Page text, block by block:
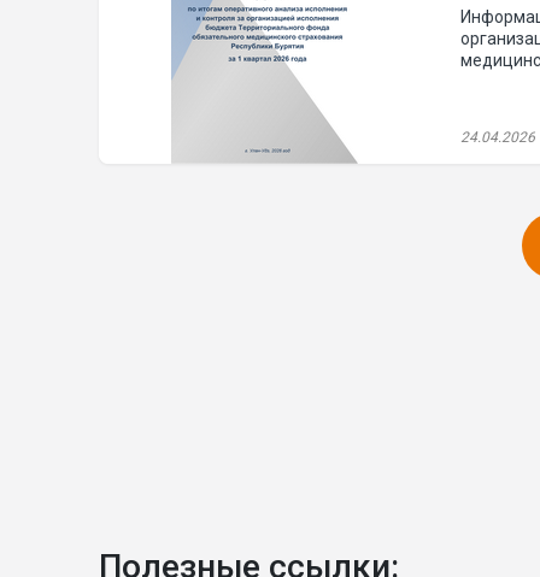
24.04.2026
Полезные ссылки: